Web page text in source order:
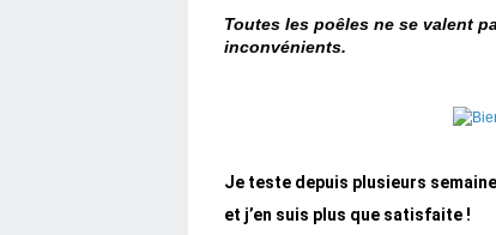
Toutes les poêles ne se valent
inconvénients.
Je teste depuis plusieurs
et j’en suis plus que satisfaite !